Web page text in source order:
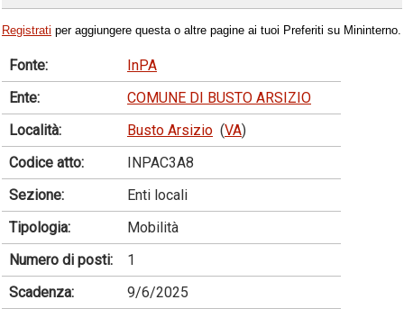
Registrati per aggiungere questa o altre pagine ai tuoi Preferiti su Mininterno.
Fonte:
InPA
Ente:
COMUNE DI BUSTO ARSIZIO
Località:
Busto Arsizio (VA)
Codice atto:
INPAC3A8
Sezione:
Enti locali
Tipologia:
Mobilità
Numero di posti:
1
Scadenza:
9/6/2025